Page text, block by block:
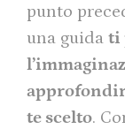
punto
una guida ti
te scelto.